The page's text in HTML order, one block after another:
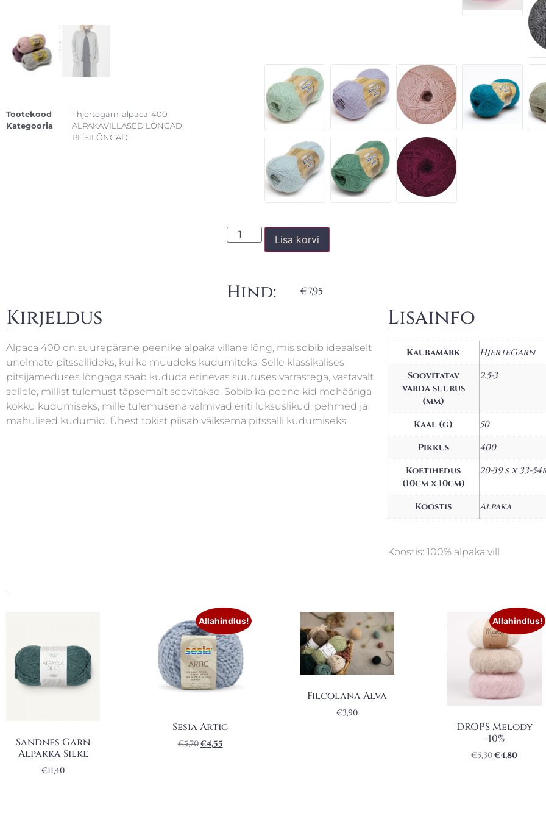
Tootekood
'-hjertegarn-alpaca-400
Kategooria
ALPAKAVILLASED LÕNGAD,
PITSILÕNGAD
Lisa korvi
Hind: €7,95
Kirjeldus
Alpaca 400 on suurepärane peenike alpaka villane lõng, mis sobib ideaalselt
unelmate pitssallideks, kui ka muudeks kudumiteks. Selle klassikalises
pitsijämeduses lõngaga saab kududa erinevas suuruses varrastega, vastavalt
sellele, millist tulemust täpsemalt soovitakse. Sobib ka peene kid mohääriga
kokku kudumiseks, mille tulemusena valmivad eriti luksuslikud, pehmed ja
mahulised kudumid. Ühest tokist piisab väiksema pitssalli kudumiseks.
Lisainfo
Kaubamärk
HjerteGarn
Soovitatav
varda suurus
(mm)
2.5-3
Kaal (g)
50
Pikkus
400
Koetihedus
(10cm x 10cm)
20-39 s x 33-
Koostis Alpaka
Koostis: 100% alpaka vill
Sandnes Garn
Alpakka Silke
€11,40
Allahindlus!
Sesia Artic
€5,70€4,55
Filcolana Alva
€3,90
Allahindlus!
DROPS Melody
-10%
€5,30€4,80